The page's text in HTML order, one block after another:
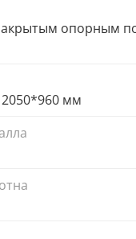
опорным
мм